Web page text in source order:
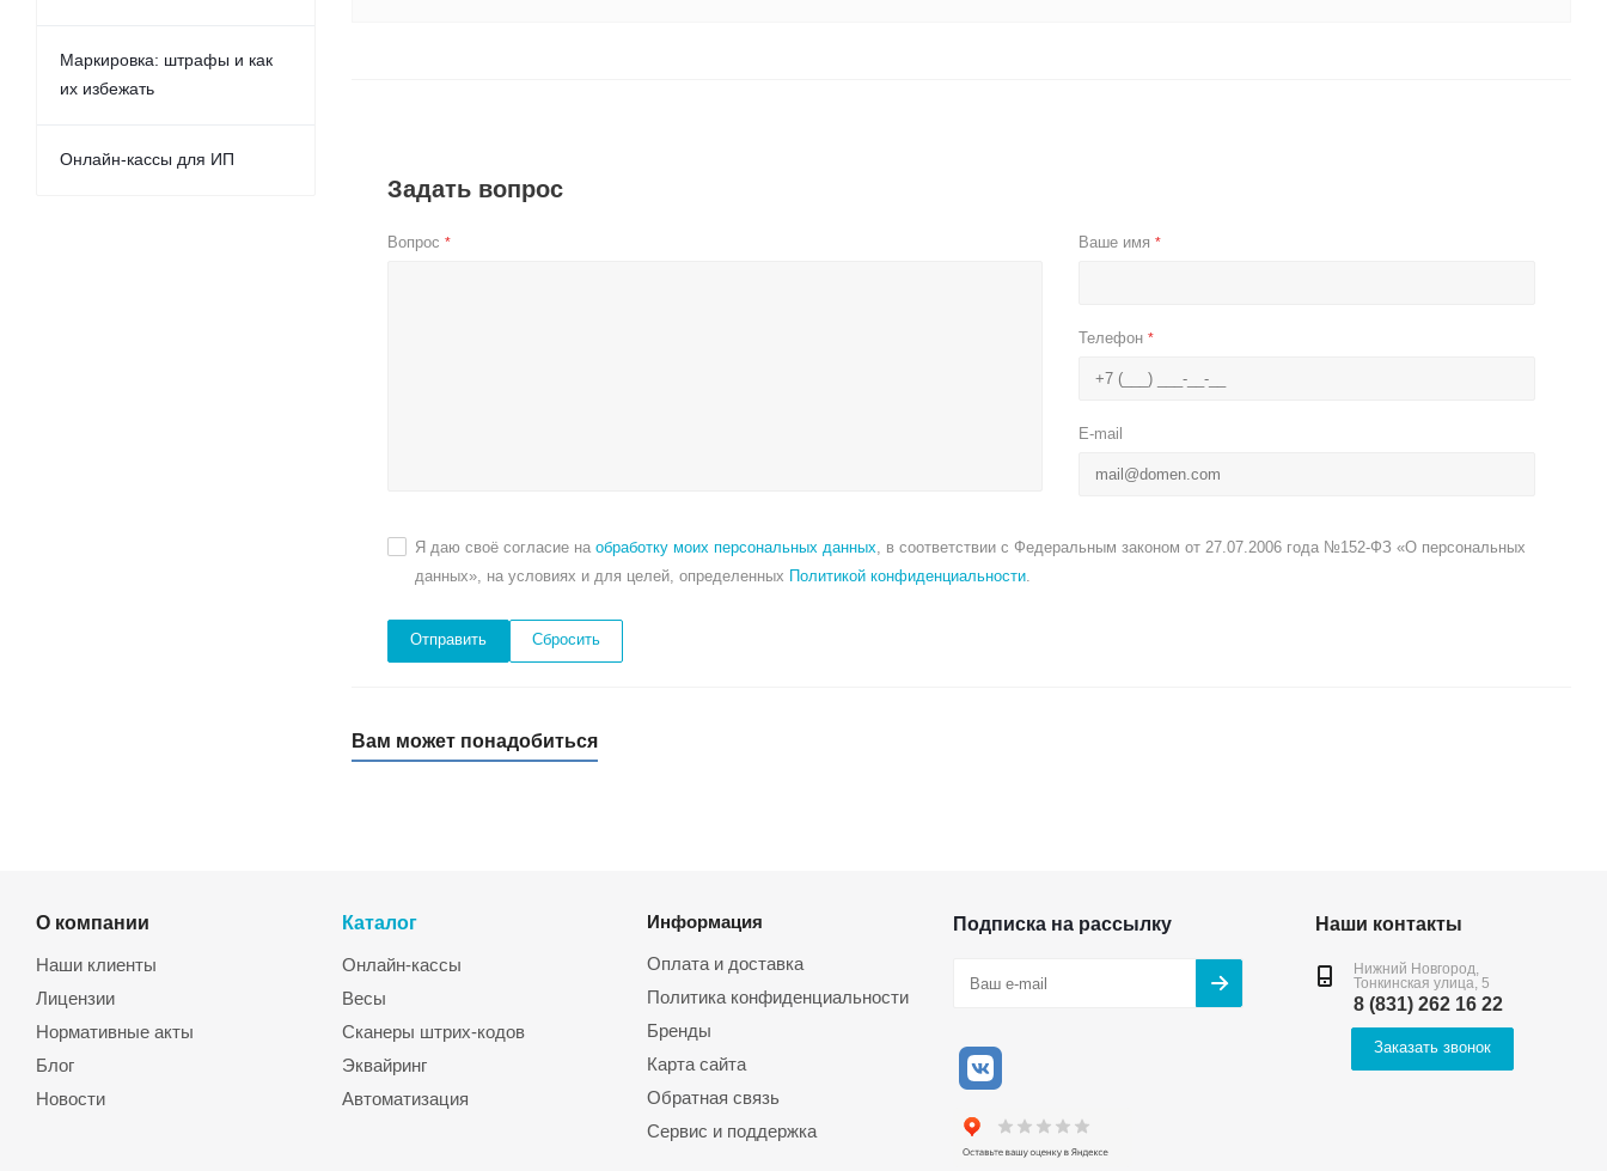
Задать вопрос
Вопрос * Ваше имя *
Телефон *
E-mail
Я даю своё согласие на обработку моих персональных данных, в соответствии с Федеральным законом от 27.07.2006 года №152-ФЗ «О персональных
данных», на условиях и для целей, определенных Политикой конфиденциальности.
Сбросить
Вам может понадобиться
Маркировка: штрафы и как
их избежать
Онлайн-кассы для ИП
О компании
Наши клиенты
Лицензии
Нормативные акты
Блог
Новости
Каталог
Онлайн-кассы
Весы
Сканеры штрих-кодов
Эквайринг
Автоматизация
Информация
Оплата и доставка
Политика конфиденциальности
Бренды
Карта сайта
Обратная связь
Сервис и поддержка
Подписка на рассылку Наши контакты
Нижний Новгород,
Тонкинская улица, 5
8 (831) 262 16 22
Заказать звонок